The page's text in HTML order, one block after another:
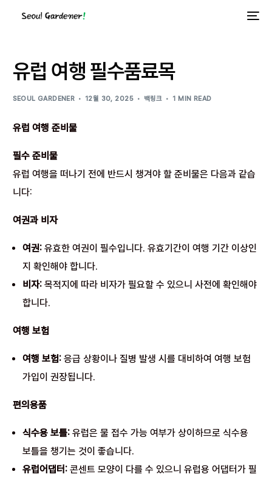
유럽 여행 필수품료목
SEOUL GARDENER 12월 30, 2025 백링크 1 MIN READ
유럽 여행 준비물
필수 준비물
유럽 여행을 떠나기 전에 반드시 챙겨야 할 준비물은 다음과 같습
니다:
여권과 비자
여권: 유효한 여권이 필수입니다. 유효기간이 여행 기간 이상인
지 확인해야 합니다.
비자: 목적지에 따라 비자가 필요할 수 있으니 사전에 확인해야
합니다.
여행 보험
여행 보험: 응급 상황이나 질병 발생 시를 대비하여 여행 보험
가입이 권장됩니다.
편의용품
식수용 보틀: 유럽은 물 접수 가능 여부가 상이하므로 식수용
보틀을 챙기는 것이 좋습니다.
유럽어댑터: 콘센트 모양이 다를 수 있으니 유럽용 어댑터가 필